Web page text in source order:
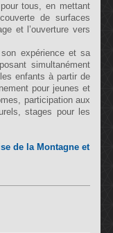
tous, en mettant
de surfaces
et l’ouverture vers
expérience et sa
simultanément
enfants à partir de
pour jeunes et
participation aux
stages pour les
de la Montagne et